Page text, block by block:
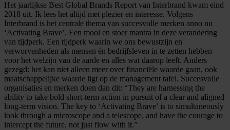
Het jaarlijkse Best Global Brands Report van Interbrand kwam eind
2018 uit. Ik lees het altijd met plezier en interesse. Volgens
Interbrand is het centrale thema van succesvolle merken anno nu
‘Activating Brave’. Een mooi en stoer mantra in deze verandering
van tijdperk. Een tijdperk waarin we ons bewustzijn en
verworvenheden als mensen én bedrijfsleven in te zetten hebben
voor het welzijn van de aarde en alles wat daarop leeft. Anders
gezegd: het kan niet alleen meer over financiële waarde gaan, ook
maatschappelijke waarde ligt op de management tafel. Succesvolle
organisaties en merken doen dan dit: “They are harnessing the
ability to take bold short-term action in pursuit of a clear and aligned
long-term vision. The key to ‘Activating Brave’ is to simultaneously
look through a microscope and a telescope, and have the courage to
intercept the future, not just flow with it.”